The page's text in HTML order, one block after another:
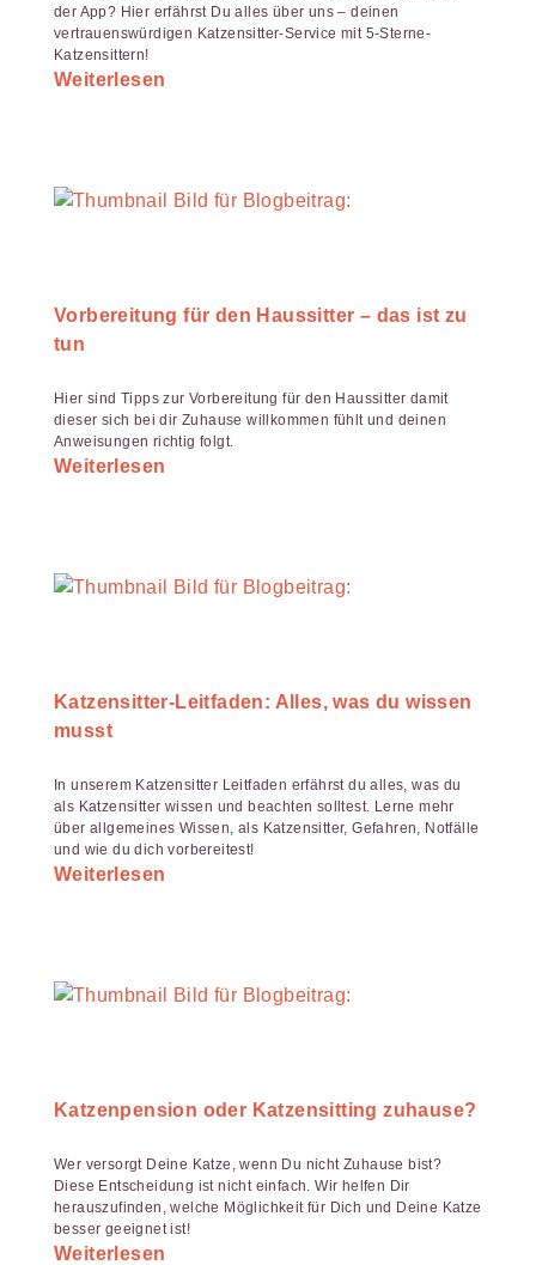
der App? Hier erfährst Du alles über uns – deinen
vertrauenswürdigen Katzensitter-Service mit 5-Sterne-
Katzensittern!
Weiterlesen
Vorbereitung für den Haussitter – das ist zu
tun
Hier sind Tipps zur Vorbereitung für den Haussitter damit
dieser sich bei dir Zuhause willkommen fühlt und deinen
Anweisungen richtig folgt.
Weiterlesen
Katzensitter-Leitfaden: Alles, was du wissen
musst
In unserem Katzensitter Leitfaden erfährst du alles, was du
als Katzensitter wissen und beachten solltest. Lerne mehr
über allgemeines Wissen, als Katzensitter, Gefahren, Notfälle
und wie du dich vorbereitest!
Weiterlesen
Katzenpension oder Katzensitting zuhause?
Wer versorgt Deine Katze, wenn Du nicht Zuhause bist?
Diese Entscheidung ist nicht einfach. Wir helfen Dir
herauszufinden, welche Möglichkeit für Dich und Deine Katze
besser geeignet ist!
Weiterlesen